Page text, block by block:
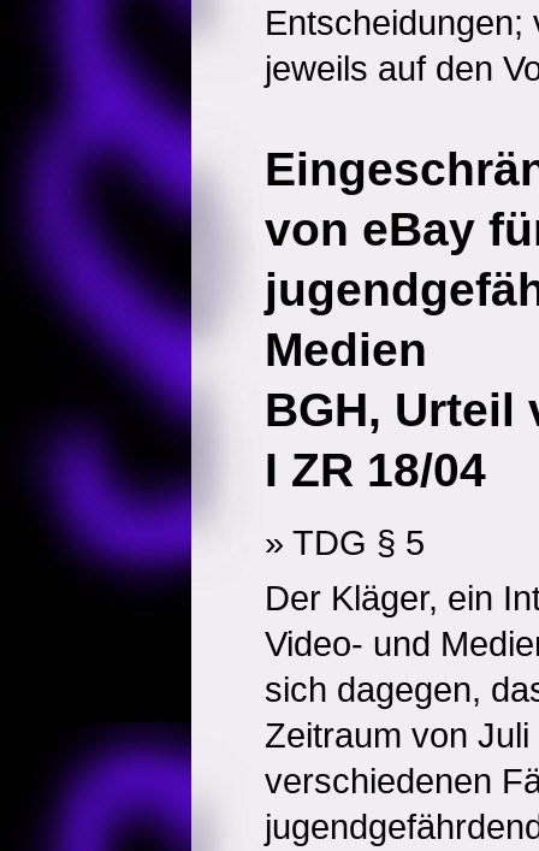
Entscheidungen;
jeweils auf den
von eBay
Medien
BGH, Urteil
I ZR 18/04
» TDG § 5
Der Kläger, ein
Video- und
sich dagegen,
Zeitraum von
verschiedenen